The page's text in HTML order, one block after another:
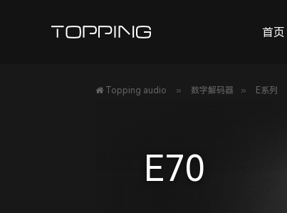
首页
Topping audio » 数字解码器 » E系列
E70